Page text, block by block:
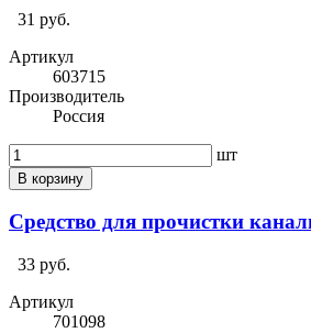
31 руб.
Артикул
603715
Производитель
Россия
шт
В корзину
Средство для прочистки
33 руб.
Артикул
701098